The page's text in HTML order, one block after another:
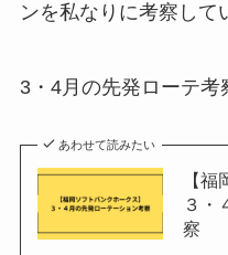
ンを私なりに考察して
3・4月の先発ローテ考
あわせて読みたい
【
３・
察